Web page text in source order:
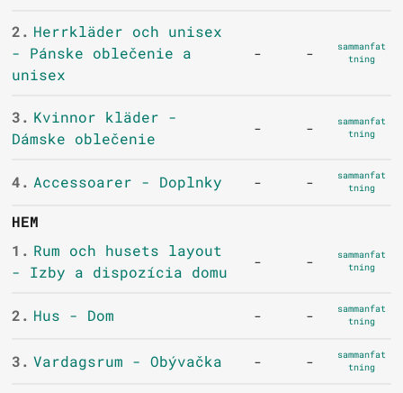
2. Herrkläder och unisex
- Pánske oblečenie a
unisex
- -
sammanfat
tning
3. Kvinnor kläder -
Dámske oblečenie
- -
sammanfat
tning
4. Accessoarer - Doplnky - -
sammanfat
tning
HEM
1. Rum och husets layout
- Izby a dispozícia domu
- -
sammanfat
tning
2. Hus - Dom - -
sammanfat
tning
3. Vardagsrum - Obývačka - -
sammanfat
tning